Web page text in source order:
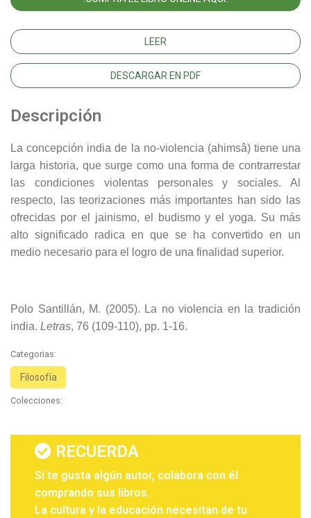
LEER
DESCARGAR EN PDF
Descripción
La concepción india de la no-violencia (ahimsâ) tiene una
larga historia, que surge como una forma de contrarrestar
las condiciones violentas personales y sociales. Al
respecto, las teorizaciones más importantes han sido las
ofrecidas por el jainismo, el budismo y el yoga. Su más
alto significado radica en que se ha convertido en un
medio necesario para el logro de una finalidad superior.
Polo Santillán, M. (2005). La no violencia en la tradición
india. Letras, 76 (109-110), pp. 1-16.
Categorias:
Filosofía
Colecciones:
RECUERDA
Si te gusta algún autor, colabora con él
comprando sus libros.
La cultura y la educación necesitan de tu